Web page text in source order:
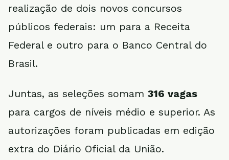
realização de dois novos concursos
públicos federais: um para a Receita
Federal e outro para o Banco Central do
Brasil.
Juntas, as seleções somam 316 vagas
para cargos de níveis médio e superior. As
autorizações foram publicadas em edição
extra do Diário Oficial da União.